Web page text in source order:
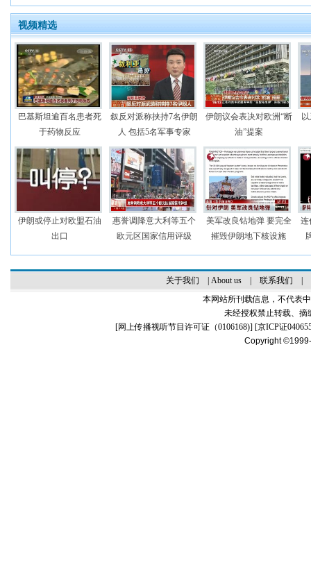
视频精选
巴基斯坦逾百名患者死
于药物反应
叙反对派称挟持7名伊朗
人 包括5名军事专家
伊朗议会表决对欧洲“断
油”提案
伊朗或停止对欧盟石油
出口
惠誉调降意大利等五个
欧元区国家信用评级
美军改良钻地弹 要完全
摧毁伊朗地下核设施
连
关于我们 About us| 联系我们
本网站所刊载信息，不代表
未经授权禁止转载、摘
[网上传播视听节目许可证（0106168)] [京ICP证
Copyright